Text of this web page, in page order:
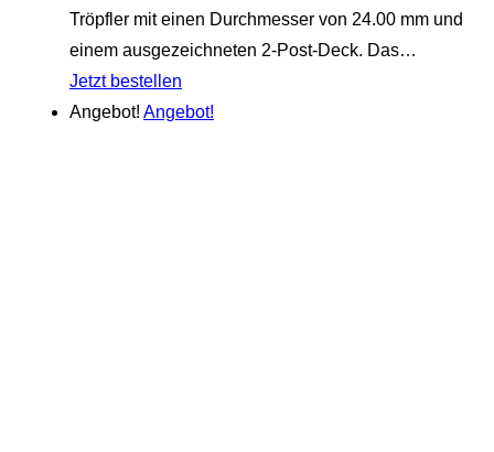
Tröpfler mit einen Durchmesser von 24.00 mm und
einem ausgezeichneten 2-Post-Deck. Das…
Jetzt bestellen
Angebot! Angebot!